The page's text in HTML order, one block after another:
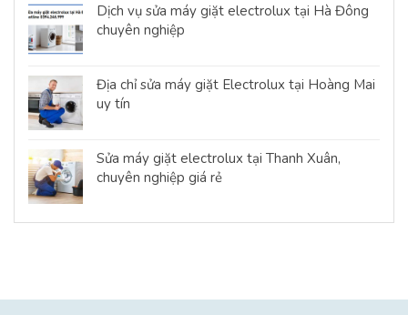
Dịch vụ sửa máy giặt electrolux tại Hà Đông
chuyên nghiệp
Địa chỉ sửa máy giặt Electrolux tại Hoàng Mai
uy tín
Sửa máy giặt electrolux tại Thanh Xuân,
chuyên nghiệp giá rẻ